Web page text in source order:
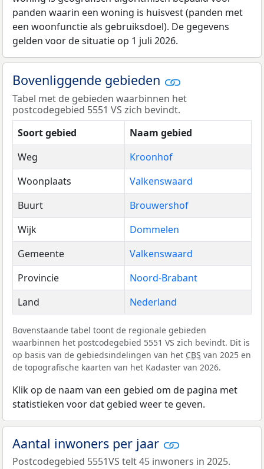
panden waarin een woning is huisvest (panden met
een woonfunctie als gebruiksdoel). De gegevens
gelden voor de situatie op 1 juli 2026.
Bovenliggende gebieden
Tabel met de gebieden waarbinnen het
postcodegebied 5551 VS zich bevindt.
Soort gebied
Naam gebied
Weg
Kroonhof
Woonplaats
Valkenswaard
Buurt
Brouwershof
Wijk
Dommelen
Gemeente
Valkenswaard
Provincie
Noord-Brabant
Land
Nederland
Bovenstaande tabel toont de regionale gebieden
waarbinnen het postcodegebied 5551 VS zich bevindt. Dit is
op basis van de gebiedsindelingen van het CBS van 2025 en
de topografische kaarten van het Kadaster van 2026.
Klik op de naam van een gebied om de pagina met
statistieken voor dat gebied weer te geven.
Aantal inwoners per jaar
Postcodegebied 5551VS telt 45 inwoners in 2025.